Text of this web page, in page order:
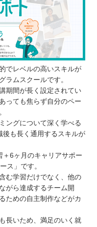
でレベルの高いスキルが
ラムスクールです。
期間が長く設定されてい
っても焦らず自分のペー
ングについて深く学べる
後も長く通用するスキルが
6ヶ月のキャリアサポー
ス」です。
む学習だけでなく、他の
がら達成するチーム開
ための自主制作などがカ
長いため、満足のいく就